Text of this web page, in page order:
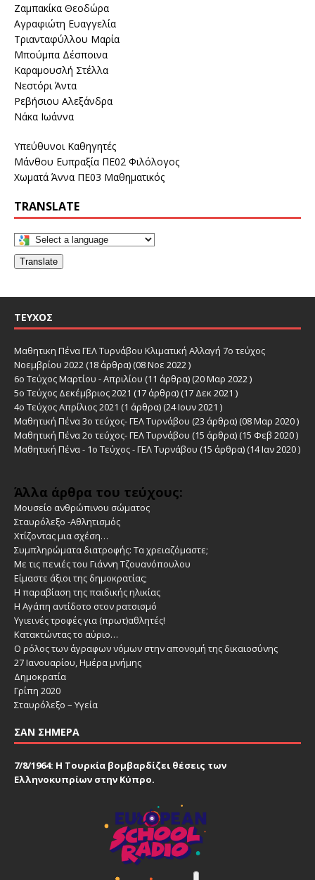
Ζαμπακίκα Θεοδώρα
Αγραφιώτη Ευαγγελία
Τριανταφύλλου Μαρία
Μπούμπα Δέσποινα
Καραμουσλή Στέλλα
Νεστόρι Άντα
Ρεβήσιου Αλεξάνδρα
Νάκα Ιωάννα
Υπεύθυνοι Καθηγητές
Μάνθου Ευπραξία ΠΕ02 Φιλόλογος
Χωματά Άννα ΠΕ03 Μαθηματικός
TRANSLATE
Translate
ΤΕΎΧΟΣ
Μαθητικη Πένα ΓΕΛ Τυρνάβου Κλιματική Αλλαγή 7ο τεύχος
Νοεμβρίου 2022(18 άρθρα) (08 Νοε 2022 )
6ο Τεύχος Μαρτίου - Απριλίου (11 άρθρα) (20 Μαρ 2022 )
5ο Τεύχος Δεκέμβριος 2021 (17 άρθρα) (17 Δεκ 2021 )
4ο Τεύχος Απρίλιος 2021 (1 άρθρα) (24 Ιουν 2021 )
Μαθητική Πένα 3ο τεύχος- ΓΕΛ Τυρνάβου (23 άρθρα) (08 Μαρ 2020 )
Μαθητική Πένα 2ο τεύχος- ΓΕΛ Τυρνάβου (15 άρθρα) (15 Φεβ 2020 )
Μαθητική Πένα - 1ο Τεύχος - ΓΕΛ Τυρνάβου (15 άρθρα) (14 Ιαν 2020 )
Άλλα άρθρα του τεύχους:
Μουσείο ανθρώπινου σώματος
Σταυρόλεξο -Αθλητισμός
Χτίζοντας μια σχέση…
Συμπληρώματα διατροφής: Τα χρειαζόμαστε;
Με τις πενιές του Γιάννη Τζουανόπουλου
Είμαστε άξιοι της δημοκρατίας;
Η παραβίαση της παιδικής ηλικίας
Η Αγάπη αντίδοτο στον ρατσισμό
Υγιεινές τροφές για (πρωτ)αθλητές!
Κατακτώντας το αύριο…
Ο ρόλος των άγραφων νόμων στην απονομή της δικαιοσύνης
27 Ιανουαρίου, Ημέρα μνήμης
Δημοκρατία
Γρίπη 2020
Σταυρόλεξο – Υγεία
ΣΑΝ ΣΉΜΕΡΑ
7/8/1964: Η Τουρκία βομβαρδίζει θέσεις των
Ελληνοκυπρίων στην Κύπρο.